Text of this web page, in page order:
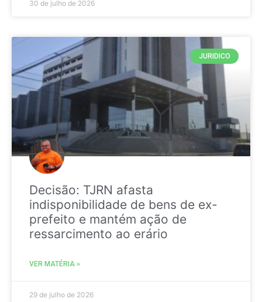
30 de julho de 2026
JURIDICO
Decisão: TJRN afasta
indisponibilidade de bens de ex-
prefeito e mantém ação de
ressarcimento ao erário
VER MATÉRIA »
29 de julho de 2026